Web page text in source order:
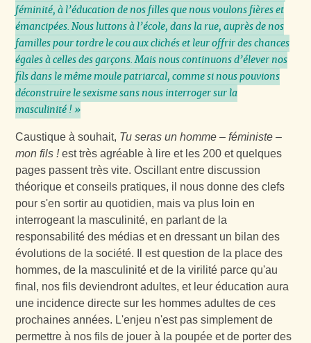
féminité, à l’éducation de nos filles que nous voulons fières et
émancipées. Nous luttons à l’école, dans la rue, auprès de nos
familles pour tordre le cou aux clichés et leur offrir des chances
égales à celles des garçons. Mais nous continuons d’élever nos
fils dans le même moule patriarcal, comme si nous pouvions
déconstruire le sexisme sans nous interroger sur la
masculinité ! »
Caustique à souhait, Tu seras un homme – féministe –
mon fils !est très agréable à lire et les 200 et quelques
pages passent très vite. Oscillant entre discussion
théorique et conseils pratiques, il nous donne des clefs
pour s'en sortir au quotidien, mais va plus loin en
interrogeant la masculinité, en parlant de la
responsabilité des médias et en dressant un bilan des
évolutions de la société. Il est question de la place des
hommes, de la masculinité et de la virilité parce qu'au
final, nos fils deviendront adultes, et leur éducation aura
une incidence directe sur les hommes adultes de ces
prochaines années. L'enjeu n'est pas simplement de
permettre à nos fils de jouer à la poupée et de porter des